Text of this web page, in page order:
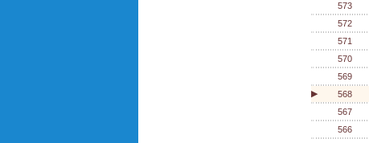
573
572
571
570
569
▶
568
567
566